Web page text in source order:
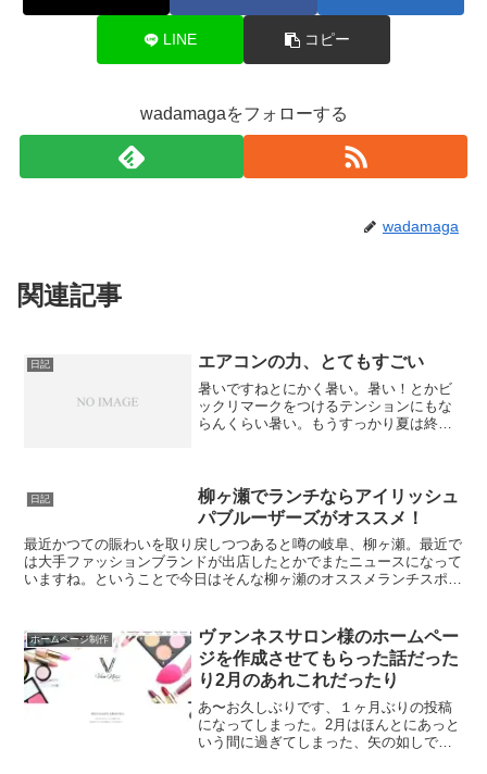
LINE コピー
wadamagaをフォローする
wadamaga
関連記事
日記 エアコンの力、とてもすごい
暑いですねとにかく暑い。暑い！とかビ
ックリマークをつけるテンションにもな
らんくらい暑い。もうすっかり夏は終わ
で、夏風邪もしくは熱中症か...
日記
柳ヶ瀬でランチならアイリッシュ
パブルーザーズがオススメ！
最近かつての賑わいを取り戻しつつあると噂の岐阜、柳ヶ瀬。最近で
は大手ファッションブランドが出店したとかでまたニュースになって
いますね。ということで今日はそんな柳ヶ瀬のオススメランチスポッ
ホームページ制作
ヴァンネスサロン様のホームペー
ジを作成させてもらった話だった
り2月のあれこれだったり
あ〜お久しぶりです、１ヶ月ぶりの投稿
になってしまった。2月はほんとにあっと
いう間に過ぎてしまった、矢の如しです